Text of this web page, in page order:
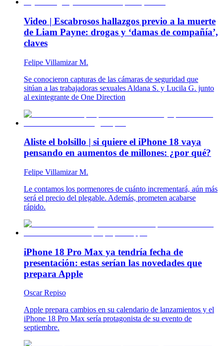
Video | Escabrosos hallazgos previo a la muerte
de Liam Payne: drogas y ‘damas de compañía’,
claves
Felipe Villamizar M.
Se conocieron capturas de las cámaras de seguridad que
sitúan a las trabajadoras sexuales Aldana S. y Lucila G. junto
al exintegrante de One Direction
Aliste el bolsillo | si quiere el iPhone 18 vaya
pensando en aumentos de millones: ¿por qué?
Felipe Villamizar M.
Le contamos los pormenores de cuánto incrementará, aún más
será el precio del plegable. Además, prometen acabarse
rápido.
iPhone 18 Pro Max ya tendría fecha de
presentación: estas serían las novedades que
prepara Apple
Oscar Repiso
Apple prepara cambios en su calendario de lanzamientos y el
iPhone 18 Pro Max sería protagonista de su evento de
septiembre.